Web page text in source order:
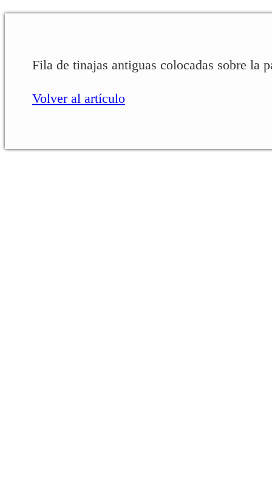
Fila de tinajas antiguas colocadas sobre la
Volver al artículo